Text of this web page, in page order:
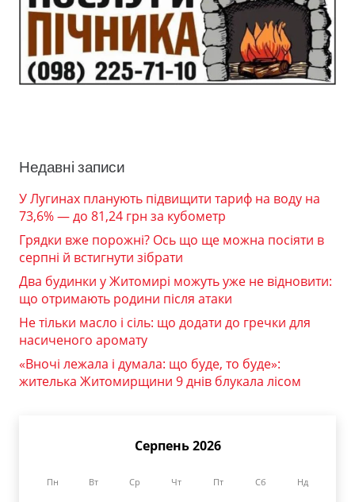
Недавні записи
У Лугинах планують підвищити тариф на воду на
73,6% — до 81,24 грн за кубометр
Грядки вже порожні? Ось що ще можна посіяти в
серпні й встигнути зібрати
Два будинки у Житомирі можуть уже не відновити:
що отримають родини після атаки
Не тільки масло і сіль: що додати до гречки для
насиченого аромату
«Вночі лежала і думала: що буде, то буде»:
жителька Житомирщини 9 днів блукала лісом
Серпень 2026
Пн Вт Ср Чт Пт Сб Нд